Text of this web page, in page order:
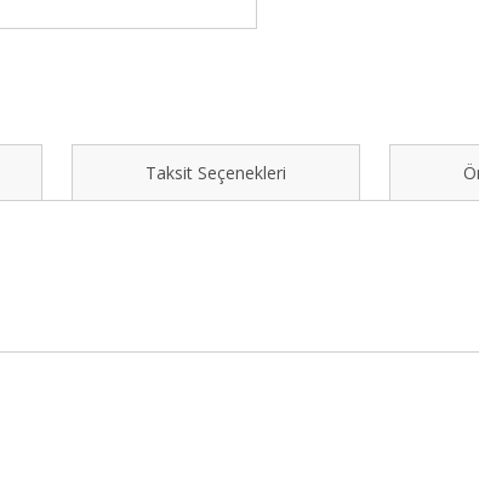
Taksit Seçenekleri
konularda yetersiz gördüğünüz noktaları öneri formunu